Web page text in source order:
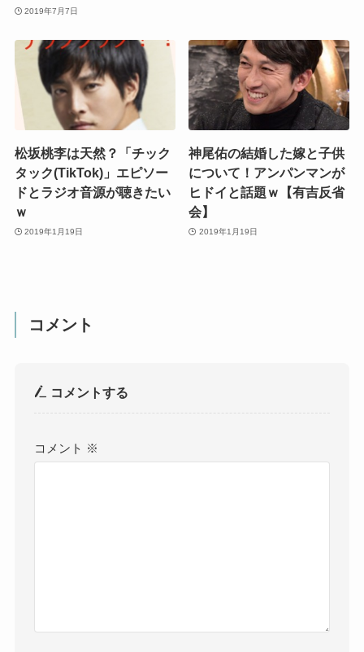
2019年7月7日
松坂桃李は天然？「チック
タック(TikTok)」エピソー
ドとラジオ音源が聴きたい
ｗ
2019年1月19日
神尾佑の結婚した嫁と子供
について！アンパンマンが
ヒドイと話題ｗ【有吉反省
会】
2019年1月19日
コメント
コメントする
コメント ※